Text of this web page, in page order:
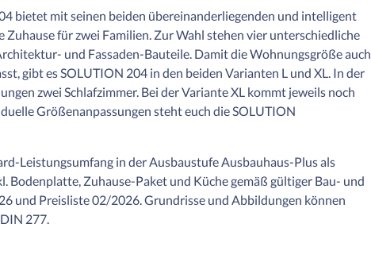
bietet mit seinen beiden übereinanderliegenden und intelligent
für zwei Familien. Zur Wahl stehen vier unterschiedliche
und Fassaden-Bauteile. Damit die Wohnungsgröße auch
gibt es SOLUTION 204 in den beiden Varianten L und XL. In der
zwei Schlafzimmer. Bei der Variante XL kommt jeweils noch
Größenanpassungen steht euch die SOLUTION
Leistungsumfang in der Ausbaustufe Ausbauhaus-Plus als
Bodenplatte, Zuhause-Paket und Küche gemäß gültiger Bau- und
und Preisliste 02/2026. Grundrisse und Abbildungen können
277.